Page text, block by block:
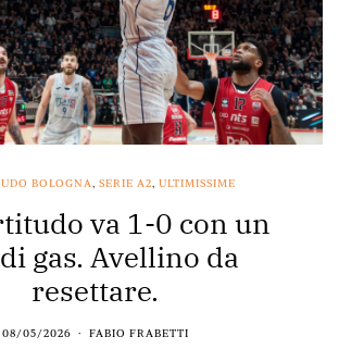
BOLOGNA, SERIE A2, ULTIMISSIME
va 1-0 con un
gas. Avellino da
resettare.
08/05/2026 FABIO FRABETTI